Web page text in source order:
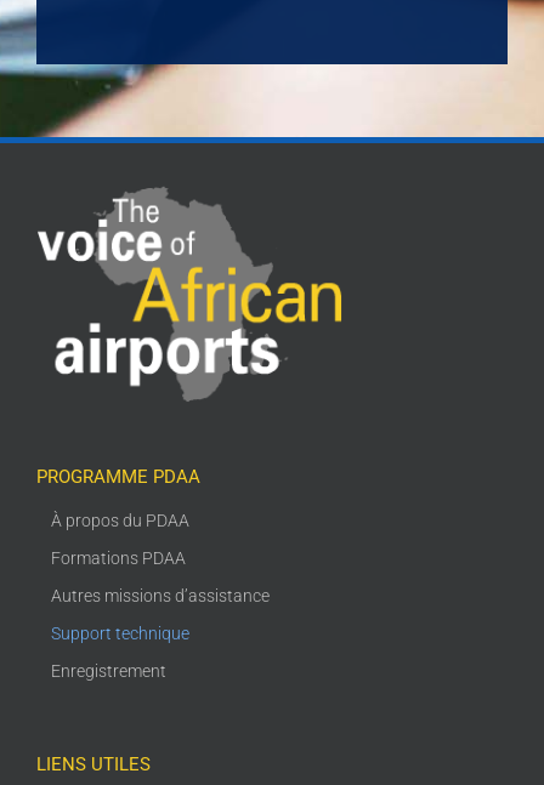
PROGRAMME PDAA
À propos du PDAA
Formations PDAA
Autres missions d’assistance
Support technique
Enregistrement
LIENS UTILES